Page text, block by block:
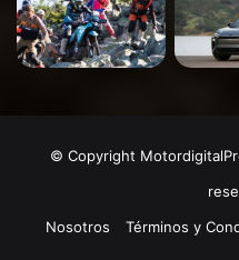
© Copyright
Nosotros
Términos y